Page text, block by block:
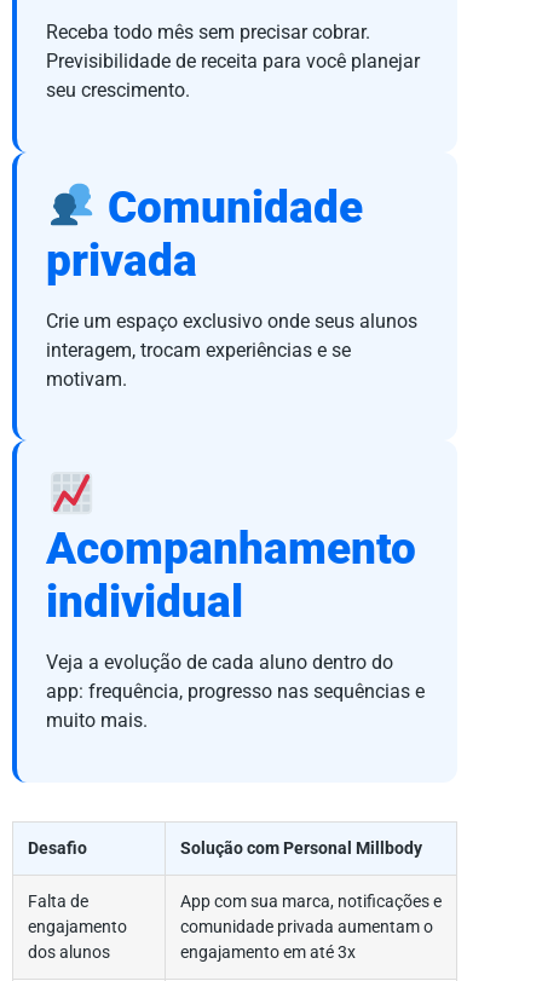
Receba todo mês sem precisar cobrar.
Previsibilidade de receita para você planejar
seu crescimento.
Comunidade
privada
Crie um espaço exclusivo onde seus alunos
interagem, trocam experiências e se
motivam.
Acompanhamento
individual
Veja a evolução de cada aluno dentro do
app: frequência, progresso nas sequências e
muito mais.
Desafio Solução com Personal Millbody
Falta de
engajamento
dos alunos
App com sua marca, notificações e
comunidade privada aumentam o
engajamento em até 3x